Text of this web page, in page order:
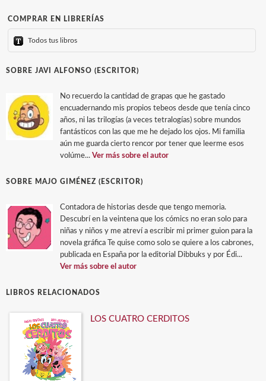
COMPRAR EN LIBRERÍAS
Todos tus libros
SOBRE JAVI ALFONSO (ESCRITOR)
No recuerdo la cantidad de grapas que he gastado
encuadernando mis propios tebeos desde que tenía cinco
años, ni las trilogías (a veces tetralogías) sobre mundos
fantásticos con las que me he dejado los ojos. Mi familia
aún me guarda cierto rencor por tener que leerme esos
volúme... Ver más sobre el autor
SOBRE MAJO GIMÉNEZ (ESCRITOR)
Contadora de historias desde que tengo memoria.
Descubrí en la veintena que los cómics no eran solo para
niñas y niños y me atreví a escribir mi primer guion para la
novela gráfica Te quise como solo se quiere a los cabrones,
publicada en España por la editorial Dibbuks y por Édi...
Ver más sobre el autor
LIBROS RELACIONADOS
LOS CUATRO CERDITOS